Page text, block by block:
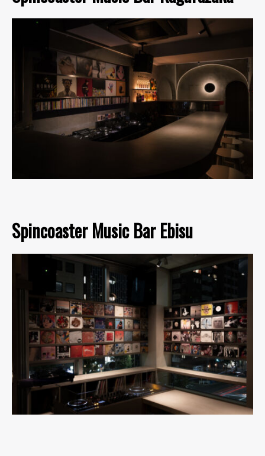
Spincoaster Music Bar Ebisu